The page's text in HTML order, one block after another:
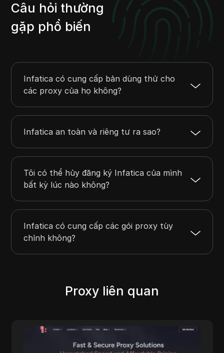
Câu hỏi thường
gặp phổ biến
Infatica có cung cấp bản dùng thử cho
các proxy của họ không?
Infatica an toàn và riêng tư ra sao?
Tôi có thể hủy đăng ký Infatica của mình
bất kỳ lúc nào không?
Infatica có cung cấp các gói proxy tùy
chỉnh không?
Proxy liên quan
IpnProxy